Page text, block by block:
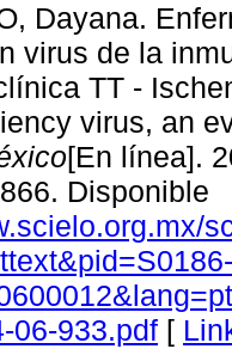
Dayana.
virus de la
TT -
virus, an
[En línea].
Disponible
06-933.pdf [